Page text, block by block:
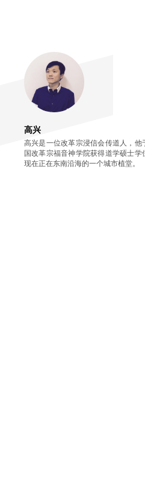
高兴
高兴是一位改革宗浸信会传道人，他
国改革宗福音神学院获得道学硕士学
现在正在东南沿海的一个城市植堂。